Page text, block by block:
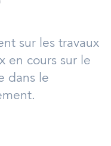
sur les travaux
en cours sur le
dans le